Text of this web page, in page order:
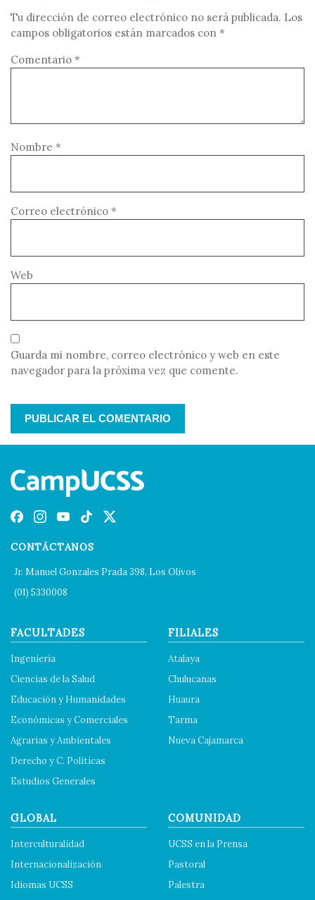
Tu dirección de correo electrónico no será publicada. Los
campos obligatorios están marcados con *
Comentario *
Nombre *
Correo electrónico *
Web
Guarda mi nombre, correo electrónico y web en este
navegador para la próxima vez que comente.
CONTÁCTANOS
Jr. Manuel Gonzales Prada 398, Los Olivos
(01) 5330008
FACULTADES
Ingeniería
Ciencias de la Salud
Educación y Humanidades
Económicas y Comerciales
Agrarias y Ambientales
Derecho y C. Políticas
Estudios Generales
FILIALES
Atalaya
Chulucanas
Huaura
Tarma
Nueva Cajamarca
GLOBAL
Interculturalidad
Internacionalización
Idiomas UCSS
COMUNIDAD
UCSS en la Prensa
Pastoral
Palestra